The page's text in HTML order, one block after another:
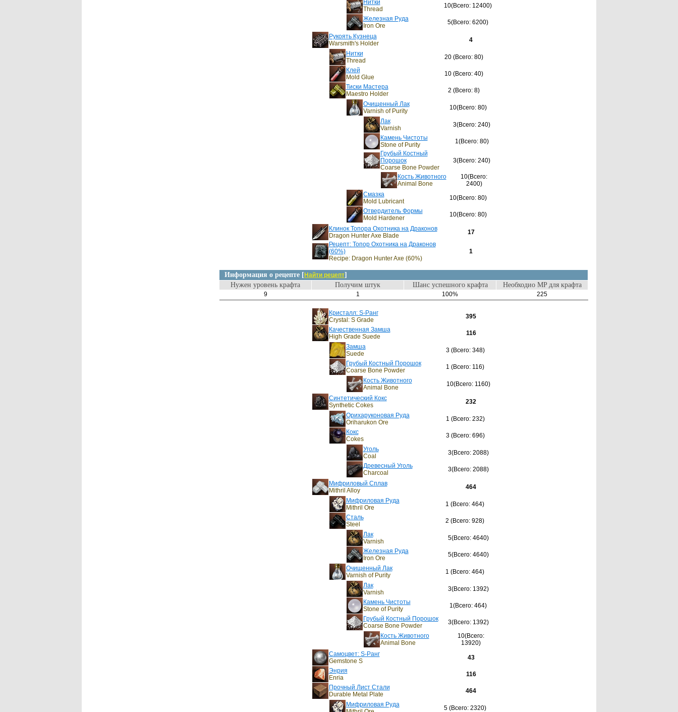
Нитки
Thread
10(Всего: 12400)
Железная Руда
Iron Ore
5(Всего: 6200)
Рукоять Кузнеца
Warsmith's Holder
4
Нитки
Thread
20 (Всего: 80)
Клей
Mold Glue
10 (Всего: 40)
Тиски Мастера
Maestro Holder
2 (Всего: 8)
Очищенный Лак
Varnish of Purity
10(Всего: 80)
Лак
Varnish
3(Всего: 240)
Камень Чистоты
Stone of Purity
1(Всего: 80)
Грубый Костный
Порошок
Coarse Bone Powder
3(Всего: 240)
Кость Животного
Animal Bone
10(Всего:
2400)
Смазка
Mold Lubricant
10(Всего: 80)
Отвердитель Формы
Mold Hardener
10(Всего: 80)
Клинок Топора Охотника на Драконов
Dragon Hunter Axe Blade
17
Рецепт: Топор Охотника на Драконов
(60%)
Recipe: Dragon Hunter Axe (60%)
1
Информация о рецепте [ Найти рецепт]
Нужен уровень крафта
Получим штук Шанс успешного крафта Необходио MP для крафта
9 1 100% 225
Кристалл: S-Ранг
Crystal: S Grade
395
Качественная Замша
High Grade Suede
116
Замша
Suede
3 (Всего: 348)
Грубый Костный Порошок
Coarse Bone Powder
1 (Всего: 116)
Кость Животного
Animal Bone
10(Всего: 1160)
Синтетический Кокс
Synthetic Cokes
232
Орихаруконовая Руда
Oriharukon Ore
1 (Всего: 232)
Кокс
Cokes
3 (Всего: 696)
Уголь
Coal
3(Всего: 2088)
Древесный Уголь
Charcoal
3(Всего: 2088)
Мифриловый Сплав
Mithril Alloy
464
Мифриловая Руда
Mithril Ore
1 (Всего: 464)
Сталь
Steel
2 (Всего: 928)
Лак
Varnish
5(Всего: 4640)
Железная Руда
Iron Ore
5(Всего: 4640)
Очищенный Лак
Varnish of Purity
1 (Всего: 464)
Лак
Varnish
3(Всего: 1392)
Камень Чистоты
Stone of Purity
1(Всего: 464)
Грубый Костный Порошок
Coarse Bone Powder
3(Всего: 1392)
Кость Животного
Animal Bone
10(Всего:
13920)
Самоцвет: S-Ранг
Gemstone S
43
Энрия
Enria
116
Прочный Лист Стали
Durable Metal Plate
464
Мифриловая Руда
5 (Всего: 2320)